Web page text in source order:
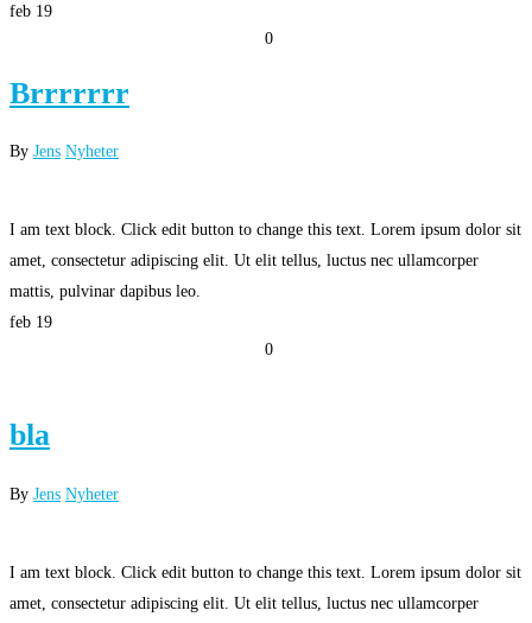
feb 19
0
Brrrrrrr
By Jens Nyheter
I am text block. Click edit button to change this text. Lorem ipsum dolor sit
amet, consectetur adipiscing elit. Ut elit tellus, luctus nec ullamcorper
mattis, pulvinar dapibus leo.
feb 19
0
bla
By Jens Nyheter
I am text block. Click edit button to change this text. Lorem ipsum dolor sit
amet, consectetur adipiscing elit. Ut elit tellus, luctus nec ullamcorper